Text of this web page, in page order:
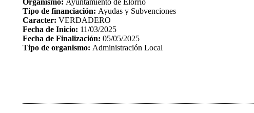
Organismo: Ayuntamiento de Elorrio
Tipo de financiación: Ayudas y Subvenciones
Caracter: VERDADERO
Fecha de Inicio: 11/03/2025
Fecha de Finalización: 05/05/2025
Tipo de organismo: Administración Local